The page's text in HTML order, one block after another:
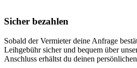
Sicher bezahlen
Sobald der Vermieter deine Anfrage
Leihgebühr sicher und bequem über
Anschluss erhältst du deinen